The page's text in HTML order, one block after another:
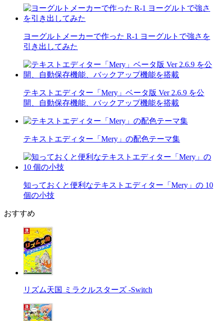
ヨーグルトメーカーで作った R-1 ヨーグルトで強さを
引き出してみた
テキストエディター「Mery」ベータ版 Ver 2.6.9 を公
開、自動保存機能、バックアップ機能を搭載
テキストエディター「Mery」の配色テーマ集
知っておくと便利なテキストエディター「Mery」の 10
個の小技
おすすめ
リズム天国 ミラクルスターズ -Switch